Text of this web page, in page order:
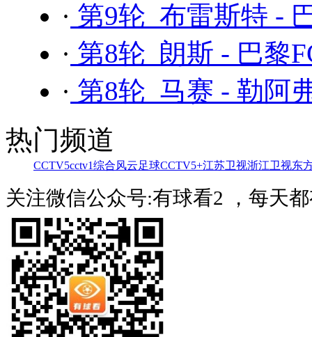
· 第9轮 布雷斯特 -
· 第8轮 朗斯 - 巴黎
· 第8轮 马赛 - 勒阿
热门频道
CCTV5cctv1综合风云足球CCTV5+江苏卫视浙江卫视东
关注微信公众号:有球看2 ，每天